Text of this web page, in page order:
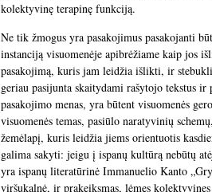
kolektyvinę terapinę funkciją.
Ne tik žmogus yra pasakojimus pasakojanti
instanciją visuomenėje apibrėžiame kaip jos
pasakojimą, kuris jam leidžia išlikti, ir
geriau pasijunta skaitydami rašytojo tekstus
pasakojimo menas, yra būtent visuomenės
visuomenės temas, pasiūlo naratyvinių
žemėlapį, kuris leidžia jiems orientuotis
galima sakyti: jeigu į ispanų kultūrą nebūtų
yra ispanų literatūrinė Immanuelio Kanto
viršukalnė, ir prakeiksmas, lėmęs